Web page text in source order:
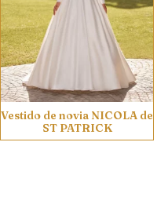
Vestido de novia NICOLA de
ST PATRICK